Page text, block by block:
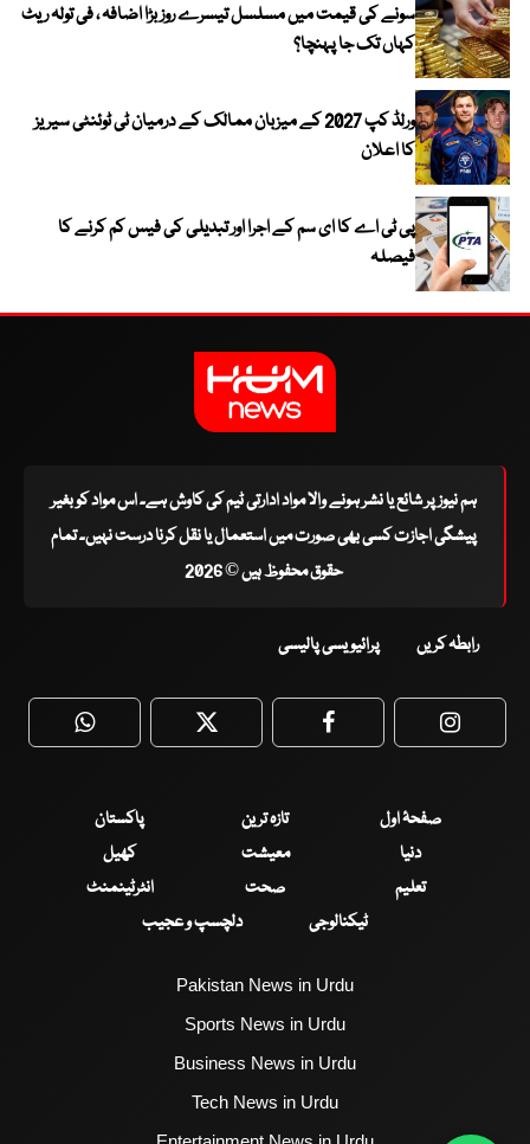
سونے کی قیمت میں مسلسل تیسرے روز بڑا اضافہ ، فی تولہ ریٹ
کہاں تک جا پہنچا؟
ورلڈ کپ 2027 کے میزبان ممالک کے درمیان ٹی ٹوئنٹی سیریز
کا اعلان
پی ٹی اے کا ای سم کے اجرا اور تبدیلی کی فیس کم کرنے کا
فیصلہ
ہم نیوز پر شائع یا نشر ہونے والا مواد ادارتی ٹیم کی کاوش ہے۔ اس مواد کو بغیر
پیشگی اجازت کسی بھی صورت میں استعمال یا نقل کرنا درست نہیں۔ تمام
حقوق محفوظ ہیں © 2026
رابطہ کریں پرائیویسی پالیسی
WhatsApp Twitter Facebook
صفحۂ اول تازہ ترین
پاکستان
دنیا
معیشت
کھیل
تعلیم
صحت
انٹرٹینمنٹ
ٹیکنالوجی
دلچسپ و عجیب
Pakistan News in Urdu
Sports News in Urdu
Business News in Urdu
Tech News in Urdu